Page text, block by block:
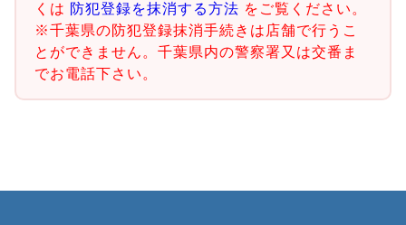
くは 防犯登録を抹消する方法 をご覧ください。
※千葉県の防犯登録抹消手続きは店舗で行うこ
とができません。千葉県内の警察署又は交番ま
でお電話下さい。